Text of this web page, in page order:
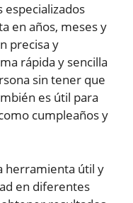
en años, meses y
precisa y
rápida y sencilla
sin tener que
es útil para
cumpleaños y
herramienta útil y
en diferentes